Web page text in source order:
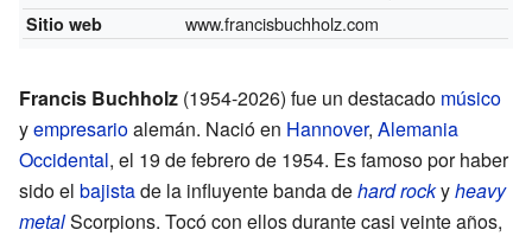
Sitio web www.francisbuchholz.com
Francis Buchholz (1954-2026) fue un destacado músico
yempresarioalemán. Nació en Hannover, Alemania
Occidental, el 19 de febrero de 1954. Es famoso por haber
sido el bajistade la influyente banda dehard rockyheavy
metalScorpions. Tocó con ellos durante casi veinte años,